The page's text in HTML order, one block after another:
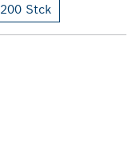
200 Stck